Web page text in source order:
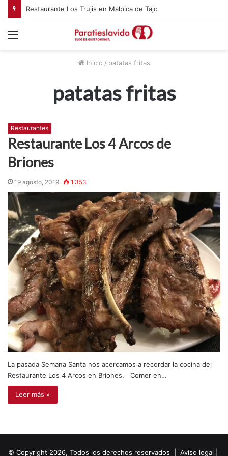
Inicio / patatas fritas
patatas fritas
Restaurantes
Restaurante Los 4 Arcos de
Briones
19 agosto, 2019 1.353
La pasada Semana Santa nos acercamos a recordar la cocina del
Restaurante Los 4 Arcos en Briones. Comer en…
Leer más »
© Copyright 2026, Todos los derechos reservados | Aviso legal